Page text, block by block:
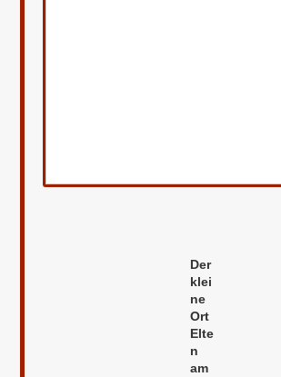
Der
klei
ne
Ort
Elte
n
am